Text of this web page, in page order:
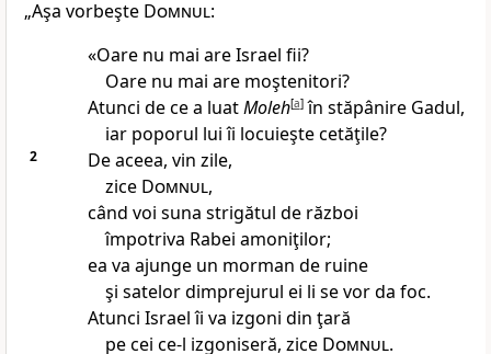
„Aşa vorbeşte Domnul:
«Oare nu mai are Israel fii?
Oare nu mai are moştenitori?
Atunci de ce a luatMoleh[a]în stăpânire Gadul,
iar poporul lui îi locuieşte cetăţile?
2
De aceea, vin zile,
zice Domnul,
când voi suna strigătul de război
împotriva Rabei amoniţilor;
ea va ajunge un morman de ruine
şi satelor dimprejurul ei li se vor da foc.
Atunci Israel îi va izgoni din ţară
pe cei ce-l izgoniseră, zice Domnul.